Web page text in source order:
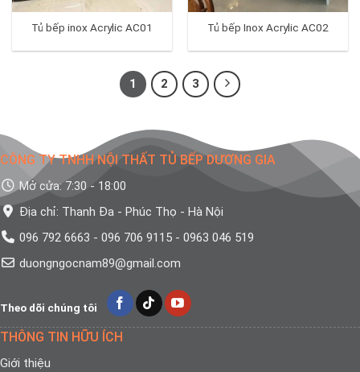
Tủ bếp inox Acrylic AC01 Tủ bếp Inox Acrylic AC02
1 2 3
CÔNG TY TNHH NỘI THẤT TỦ BẾP DƯƠNG GIA
Mở cửa: 7:30 - 18:00
Địa chỉ: Thanh Đa - Phúc Thọ - Hà Nội
096 792 6663 - 096 706 9115 - 0963 046 519
duongngocnam89@gmail.com
Theo dõi chúng tôi
THÔNG TIN HỮU ÍCH
Giới thiệu